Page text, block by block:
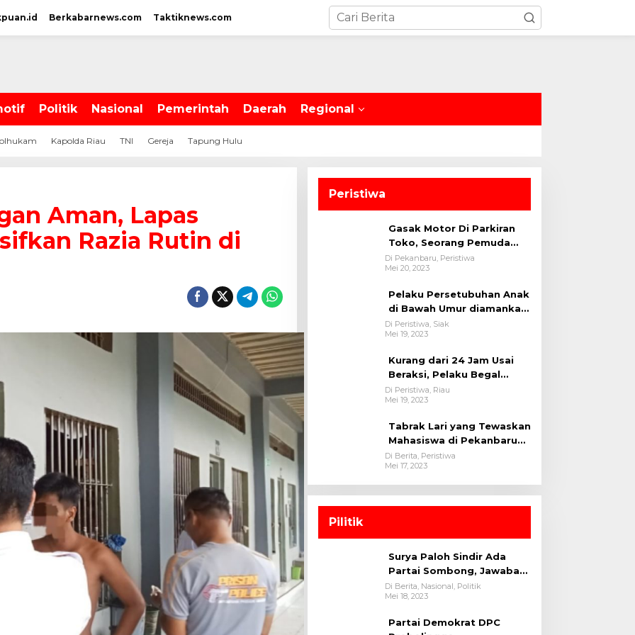
Berkabarnews.com Taktiknews.com
Politik Nasional Pemerintah Daerah Regional
Kapolda Riau TNI Gereja Tapung Hulu
Aman, Lapas
Razia Rutin di
Peristiwa
Gasak Motor Di Parkiran
Toko, Seorang Pemuda
Diamankan Polsek Bukit
Raya
Di Pekanbaru, Peristiwa
Mei 20, 2023
Pelaku Persetubuhan Anak
di Bawah Umur diamankan
oleh tim Opsnal Polsek
Tualang-Polres Siak-Polda
Di Peristiwa, Siak
Mei 19, 2023
Kurang dari 24 Jam Usai
Beraksi, Pelaku Begal
Berhasil Di Bekuk
Satreskrim Polres
Di Peristiwa, Riau
Mei 19, 2023
Tabrak Lari yang Tewaskan
Mahasiswa di Pekanbaru
Ditangkap Polisi
Di Berita, Peristiwa
Mei 17, 2023
Pilitik
Surya Paloh Sindir Ada
Partai Sombong, Jawaban
Megawati
Di Berita, Nasional, Politik
Mei 18, 2023
Partai Demokrat DPC